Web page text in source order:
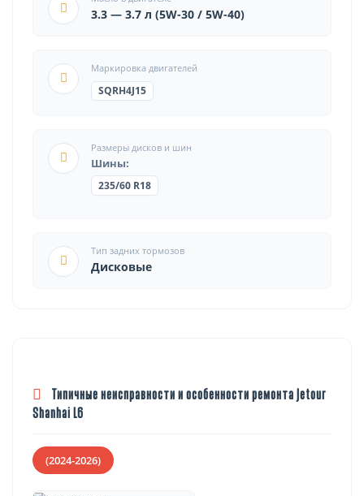
3.3 — 3.7 л (5W-30 / 5W-40)
Маркировка двигателей
SQRH4J15
Размеры дисков и шин
Шины:
235/60 R18
Тип задних тормозов
Дисковые
Типичные неисправности и особенности ремонта Jetour
Shanhai L6
(2024-2026)